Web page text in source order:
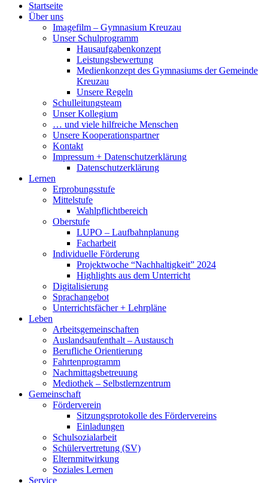
Startseite
Über uns
Imagefilm – Gymnasium Kreuzau
Unser Schulprogramm
Hausaufgabenkonzept
Leistungsbewertung
Medienkonzept des Gymnasiums der Gemeinde
Kreuzau
Unsere Regeln
Schulleitungsteam
Unser Kollegium
… und viele hilfreiche Menschen
Unsere Kooperationspartner
Kontakt
Impressum + Datenschutzerklärung
Datenschutzerklärung
Lernen
Erprobungsstufe
Mittelstufe
Wahlpflichtbereich
Oberstufe
LUPO – Laufbahnplanung
Facharbeit
Individuelle Förderung
Projektwoche “Nachhaltigkeit” 2024
Highlights aus dem Unterricht
Digitalisierung
Sprachangebot
Unterrichtsfächer + Lehrpläne
Leben
Arbeitsgemeinschaften
Auslandsaufenthalt – Austausch
Berufliche Orientierung
Fahrtenprogramm
Nachmittagsbetreuung
Mediothek – Selbstlernzentrum
Gemeinschaft
Förderverein
Sitzungsprotokolle des Fördervereins
Einladungen
Schulsozialarbeit
Schülervertretung (SV)
Elternmitwirkung
Soziales Lernen
Service